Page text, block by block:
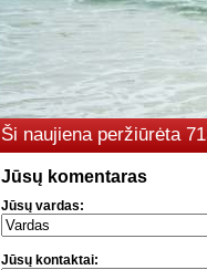
Ši naujiena peržiūrėta
Jūsų komentaras
Jūsų vardas:
Jūsų kontaktai: